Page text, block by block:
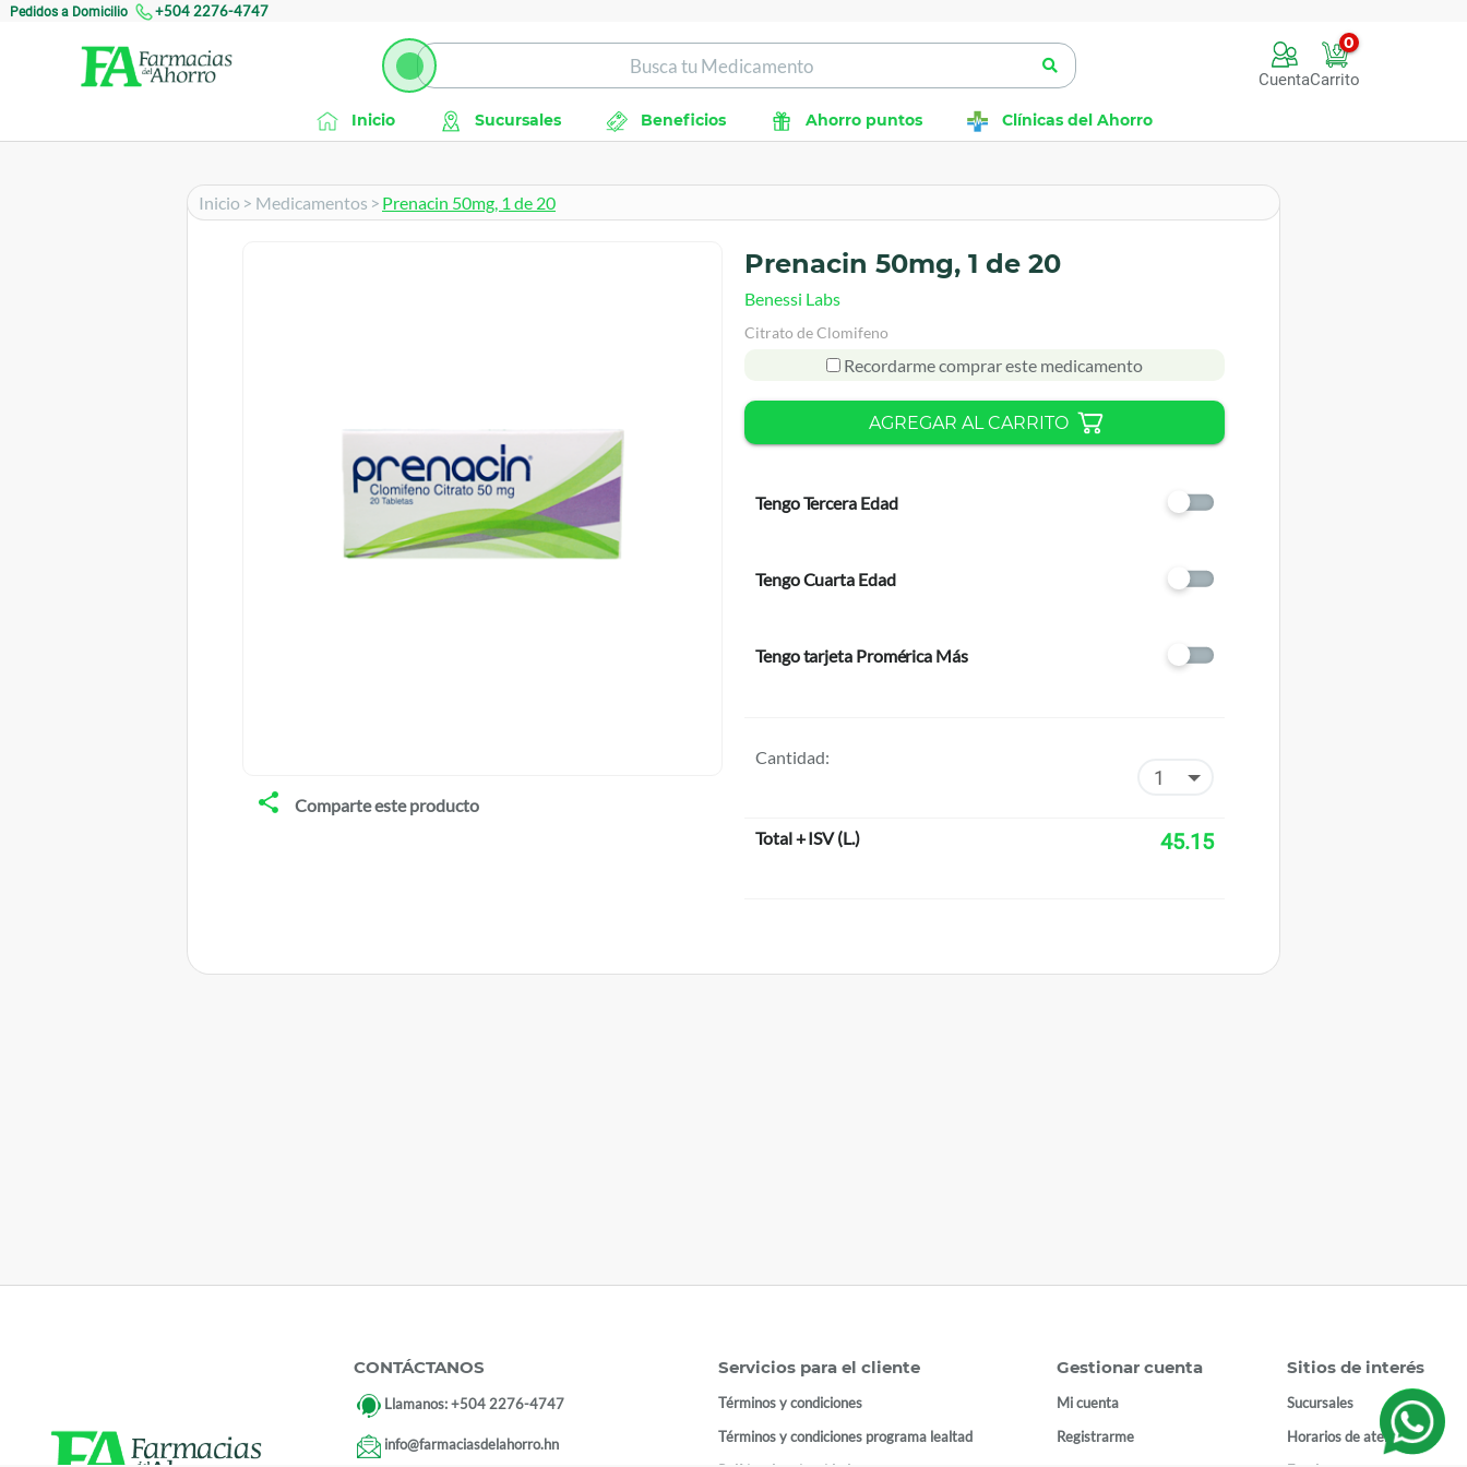
Pedidos a Domicilio +504 2276-4747
Cuenta
0
Carrito
Inicio Sucursales Beneficios Ahorro puntos Clínicas del Ahorro
Inicio > Medicamentos > Prenacin 50mg, 1 de 20
Comparte este producto
Prenacin 50mg, 1 de 20
Benessi Labs
Citrato de Clomifeno
Recordarme comprar este medicamento
AGREGAR AL CARRITO
Tengo Tercera Edad
Tengo Cuarta Edad
Tengo tarjeta Promérica Más
Cantidad:
Total + ISV(L.) 45.15
CONTÁCTANOS
Llamanos:+504 2276-4747
info@farmaciasdelahorro.hn
Servicios para el cliente
Términos y condiciones
Términos y condiciones programa lealtad
Gestionar cuenta
Mi cuenta
Registrarme
Sitios de interés
Sucursales
Horarios de atención